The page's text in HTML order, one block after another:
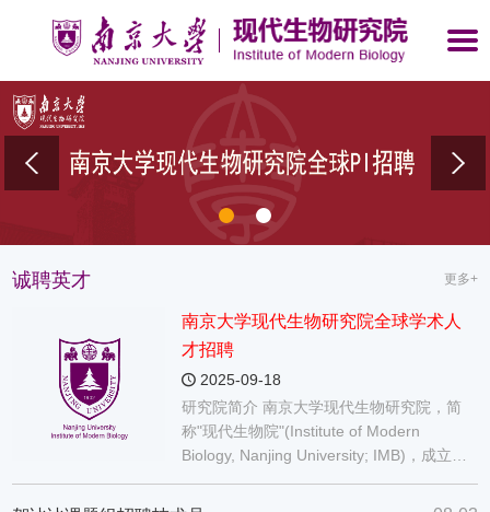
诚聘英才 更多+
南京大学现代生物研究院全球学术人
才招聘
2025-09-18
研究院简介 南京大学现代生物研究院，简
称"现代生物院"(Institute of Modern
Biology, Nanjing University; IMB)，成立于